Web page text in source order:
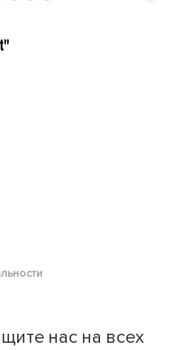
нас на всех